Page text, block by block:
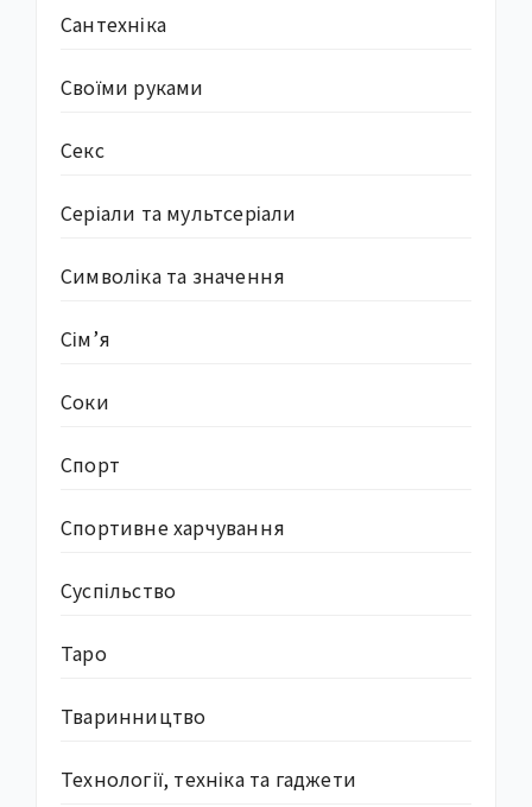
Сантехніка
Своїми руками
Секс
Серіали та мультсеріали
Символіка та значення
Сім’я
Соки
Спорт
Спортивне харчування
Суcпільство
Таро
Тваринництво
Технології, техніка та гаджети